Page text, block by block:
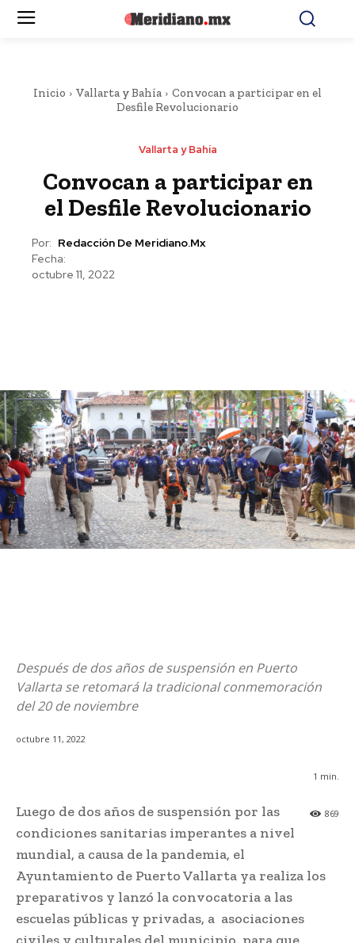
Inicio Vallarta y Bahía
Convocan a participar en el
Desfile Revolucionario
Vallarta y Bahía
Convocan a participar en
el Desfile Revolucionario
Por: Redacción De Meridiano.mx
Fecha:
octubre 11, 2022
Después de dos años de suspensión en Puerto
Vallarta se retomará la tradicional conmemoración
del 20 de noviembre
octubre 11, 2022
1 min.
869
Luego de dos años de suspensión por las
condiciones sanitarias imperantes a nivel
mundial, a causa de la pandemia, el
Ayuntamiento de Puerto Vallarta ya realiza los
preparativos y lanzó la convocatoria a las
escuelas públicas y privadas, a asociaciones